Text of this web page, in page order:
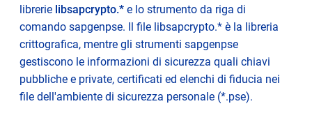
librerie libsapcrypto.* e lo strumento da riga di
comando sapgenpse. Il file libsapcrypto.* è la libreria
crittografica, mentre gli strumenti sapgenpse
gestiscono le informazioni di sicurezza quali chiavi
pubbliche e private, certificati ed elenchi di fiducia nei
file dell'ambiente di sicurezza personale (*.pse).